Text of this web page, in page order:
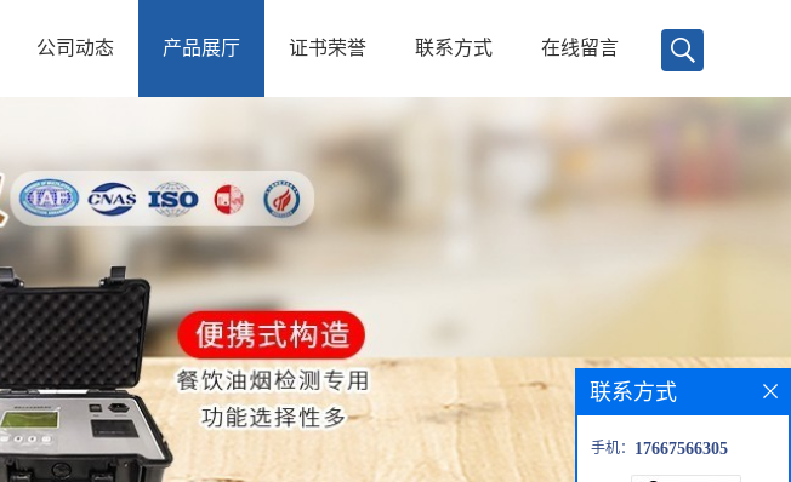
公司动态 产品展厅 证书荣誉 联系方式 在线留言
联系方式
手机： 17667566305